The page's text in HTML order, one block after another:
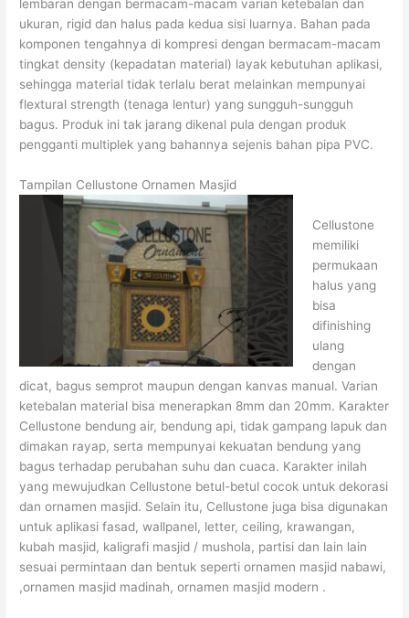
lembaran dengan bermacam-macam varian ketebalan dan
ukuran, rigid dan halus pada kedua sisi luarnya. Bahan pada
komponen tengahnya di kompresi dengan bermacam-macam
tingkat density (kepadatan material) layak kebutuhan aplikasi,
sehingga material tidak terlalu berat melainkan mempunyai
flextural strength (tenaga lentur) yang sungguh-sungguh
bagus. Produk ini tak jarang dikenal pula dengan produk
pengganti multiplek yang bahannya sejenis bahan pipa PVC.
Tampilan Cellustone Ornamen Masjid
Cellustone
memiliki
permukaan
halus yang
bisa
difinishing
ulang
dengan
dicat, bagus semprot maupun dengan kanvas manual. Varian
ketebalan material bisa menerapkan 8mm dan 20mm. Karakter
Cellustone bendung air, bendung api, tidak gampang lapuk dan
dimakan rayap, serta mempunyai kekuatan bendung yang
bagus terhadap perubahan suhu dan cuaca. Karakter inilah
yang mewujudkan Cellustone betul-betul cocok untuk dekorasi
dan ornamen masjid. Selain itu, Cellustone juga bisa digunakan
untuk aplikasi fasad, wallpanel, letter, ceiling, krawangan,
kubah masjid, kaligrafi masjid / mushola, partisi dan lain lain
sesuai permintaan dan bentuk seperti ornamen masjid nabawi,
,ornamen masjid madinah, ornamen masjid modern .